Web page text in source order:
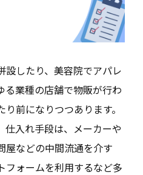
設したり、美容院でアパレ
る業種の店舗で物販が行わ
前になりつつあります。
仕入れ手段は、メーカーや
屋などの中間流通を介す
フォームを利用するなど多